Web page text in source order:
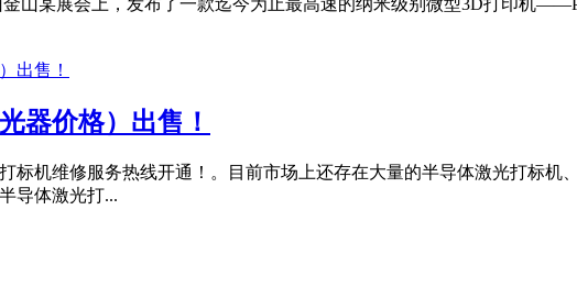
金山某展会上，发布了一款迄今为止最高速的纳米级别微型3D打印机
器价格）出售！
标机维修服务热线开通！。目前市场上还存在大量的半导体激光打标
导体激光打...